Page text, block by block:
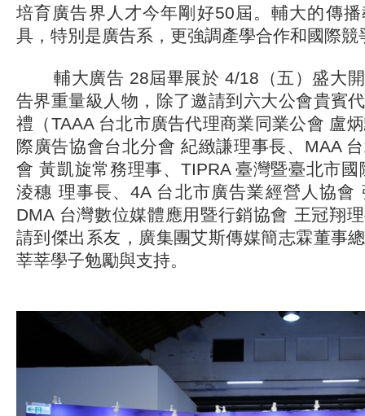
培育廣告界人才今年剛好50屆。輔大的傳
具，特別是廣告系，更強調產學合作和國際競
輔大廣告 28屆畢展於 4/18（五）盛大開
告界重量級人物，除了邀請到六大公會貴賓
禮（TAAA 台北市廣告代理商業同業公會 盧
際廣告協會台北分會 紀緻謙理事長、MAA
會 黃凱旋常務理事、TIPRA 臺灣暨臺北市
淩穗 理事長、4A 台北市廣告業經營人協會
DMA 台灣數位媒體應用暨行銷協會 王冠翔
請到傑出系友，廣集團艾斯傳媒簡志霖董事
莘莘學子勉勵與支持。